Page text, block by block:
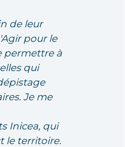
de leur
pour le
permettre à
qui
Je me
Inicea, qui
le territoire.